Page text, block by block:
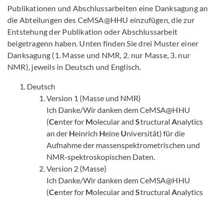
Publikationen und Abschlussarbeiten eine Danksagung an
die Abteilungen des CeMSA@HHU einzufügen, die zur
Entstehung der Publikation oder Abschlussarbeit
beigetragenn haben. Unten finden Sie drei Muster einer
Danksagung (1. Masse und NMR, 2. nur Masse, 3. nur
NMR), jeweils in Deutsch und Englisch.
Deutsch
Version 1 (Masse und NMR)
Ich Danke/Wir danken dem CeMSA@HHU
(Center for Molecular andStructural Analytics
an der Heinrich Heine Universität) für die
Aufnahme der massenspektrometrischen und
NMR-spektroskopischen Daten.
Version 2 (Masse)
Ich Danke/Wir danken dem CeMSA@HHU
(Center for Molecular andStructural Analytics